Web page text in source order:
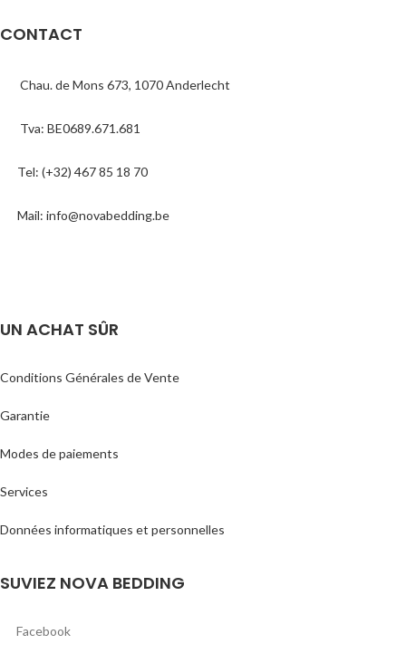
CONTACT
Chau. de Mons 673, 1070 Anderlecht
Tva: BE0689.671.681
Tel: (+32) 467 85 18 70
Mail: info@novabedding.be
UN ACHAT SÛR
Conditions Générales de Vente
Garantie
Modes de paiements
Services
Données informatiques et personnelles
SUVIEZ NOVA BEDDING
Facebook